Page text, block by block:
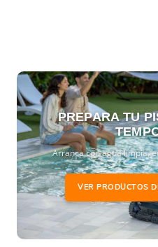
PREPARA TU
Arranca con agua limpia,
VER PRODUCTOS